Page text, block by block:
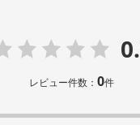
レビュー件数：0件